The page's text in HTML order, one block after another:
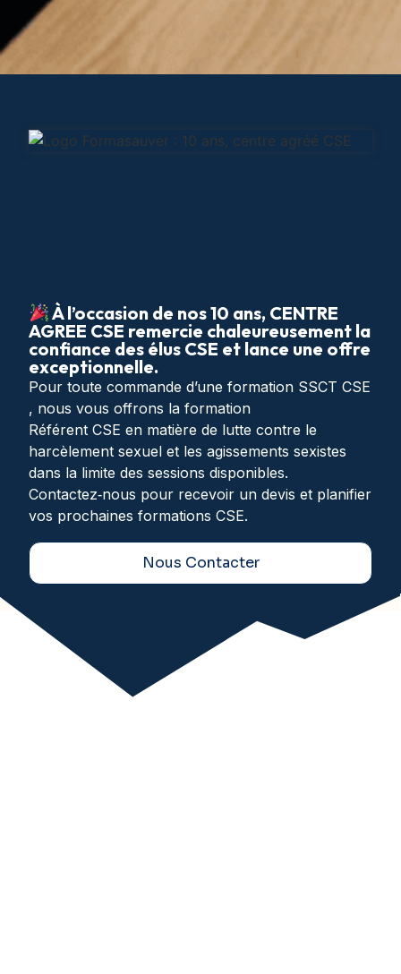
À l’occasion de nos 10 ans, CENTRE
AGREE CSE remercie chaleureusement la
confiance des élus CSE et lance une offre
exceptionnelle.
Pour toute commande d’une formation SSCT CSE
, nous vous offrons la formation
Référent CSE en matière de lutte contre le
harcèlement sexuel et les agissements sexistes
dans la limite des sessions disponibles.
Contactez‑nous pour recevoir un devis et planifier
vos prochaines formations CSE.
Nous Contacter